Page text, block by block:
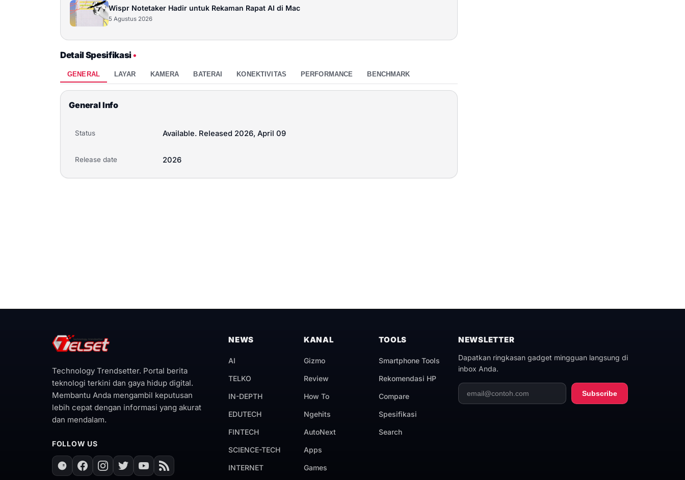
Wispr Notetaker Hadir untuk Rekaman Rapat AI di Mac
5 Agustus 2026
Detail Spesifikasi•
GENERAL LAYAR KAMERA BATERAI KONEKTIVITAS PERFORMANCE BENCHMARK
General Info
Status Available. Released 2026, April 09
Release date 2026
Technology Trendsetter. Portal berita
teknologi terkini dan gaya hidup digital.
Membantu Anda mengambil keputusan
lebih cepat dengan informasi yang akurat
dan mendalam.
FOLLOW US
NEWS
AI
TELKO
IN-DEPTH
EDUTECH
FINTECH
SCIENCE-TECH
INTERNET
KANAL
Gizmo
Review
How To
Ngehits
AutoNext
Apps
Games
TOOLS
Smartphone Tools
Rekomendasi HP
Compare
Spesifikasi
Search
NEWSLETTER
Dapatkan ringkasan gadget mingguan langsung di
inbox Anda.
Subscribe